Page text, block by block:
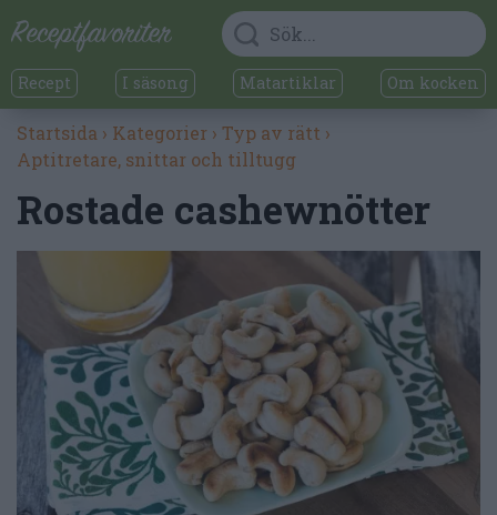
Recept I säsong Matartiklar Om kocken
Startsida › Kategorier › Typ av rätt ›
Aptitretare, snittar och tilltugg
Rostade cashewnötter